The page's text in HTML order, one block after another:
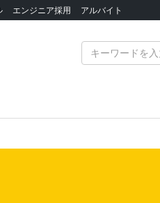
エンジニア採用 アルバイト